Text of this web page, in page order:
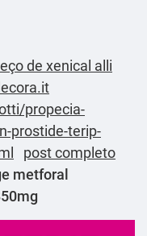
de xenical alli
propecia-
prostide-terip-
post completo
metforal